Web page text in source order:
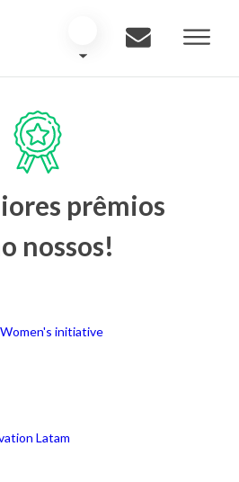
prêmios
nossos!